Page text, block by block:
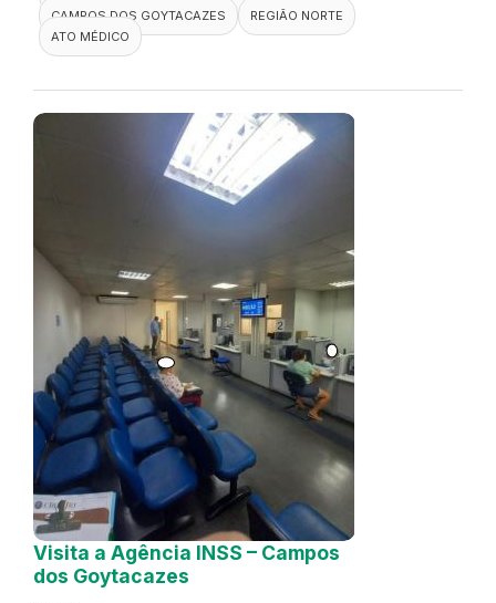
CAMPOS DOS GOYTACAZES
REGIÃO NORTE
ATO MÉDICO
Visita a Agência INSS – Campos
dos Goytacazes